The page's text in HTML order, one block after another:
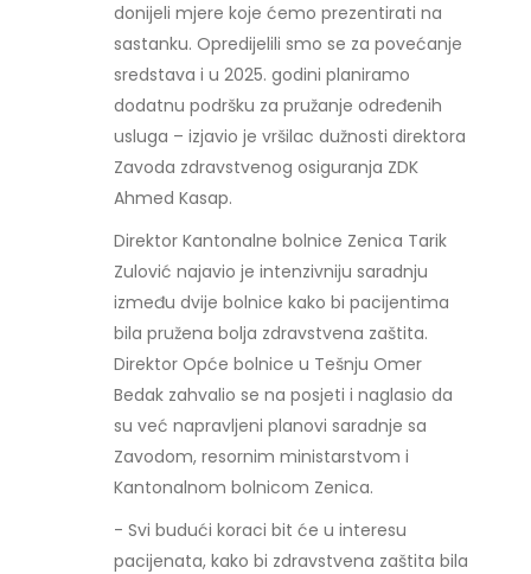
donijeli mjere koje ćemo prezentirati na
sastanku. Opredijelili smo se za povećanje
sredstava i u 2025. godini planiramo
dodatnu podršku za pružanje određenih
usluga – izjavio je vršilac dužnosti direktora
Zavoda zdravstvenog osiguranja ZDK
Ahmed Kasap.
Direktor Kantonalne bolnice Zenica Tarik
Zulović najavio je intenzivniju saradnju
između dvije bolnice kako bi pacijentima
bila pružena bolja zdravstvena zaštita.
Direktor Opće bolnice u Tešnju Omer
Bedak zahvalio se na posjeti i naglasio da
su već napravljeni planovi saradnje sa
Zavodom, resornim ministarstvom i
Kantonalnom bolnicom Zenica.
- Svi budući koraci bit će u interesu
pacijenata, kako bi zdravstvena zaštita bila